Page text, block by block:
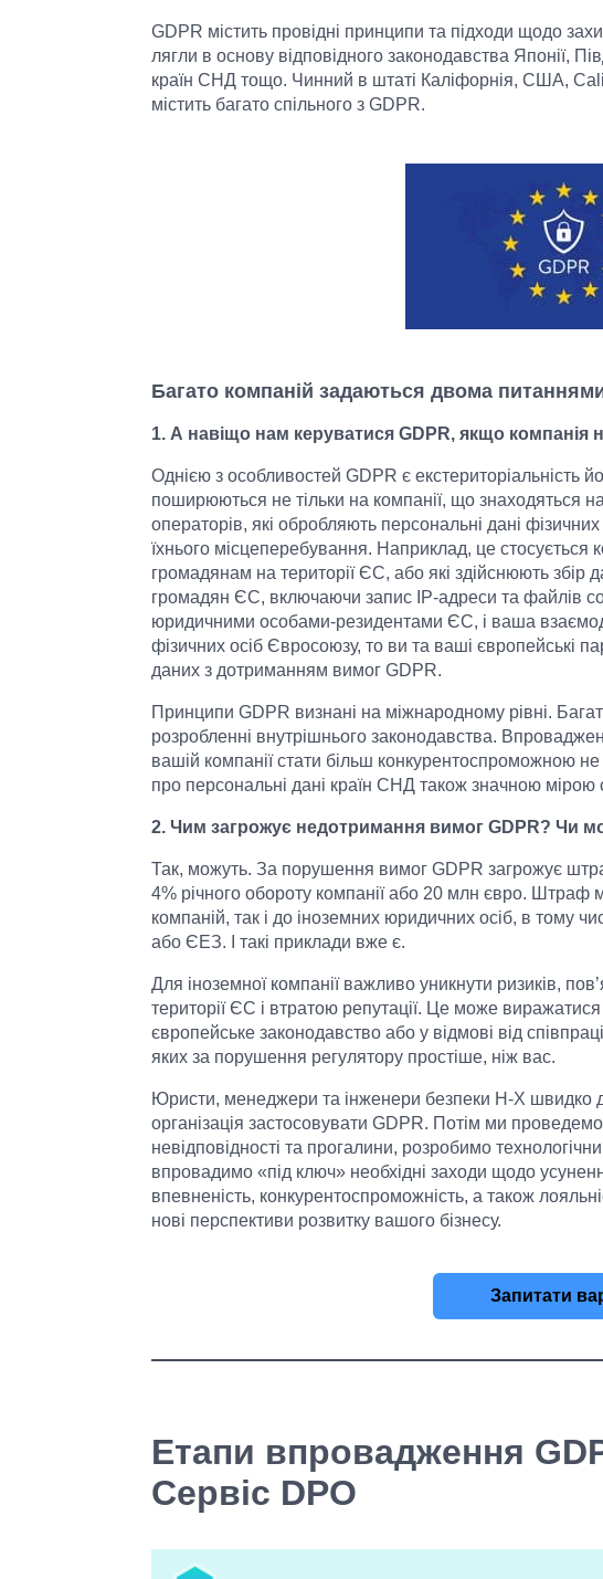
GDPR містить провідні принципи та підходи щодо
лягли в основу відповідного законодавства Японії,
країн СНД тощо. Чинний в штаті Каліфорнія, США,
містить багато спільного з GDPR.
Багато компаній задаються двома
1. А навіщо нам керуватися GDPR, якщо компанія
Однією з особливостей GDPR є екстериторіальність
поширюються не тільки на компанії, що знаходяться
операторів, які обробляють персональні дані
їхнього місцеперебування. Наприклад, це
громадянам на території ЄС, або які здійснюють збір
громадян ЄС, включаючи запис IP-адреси та файлів
юридичними особами-резидентами ЄС, і ваша
фізичних осіб Євросоюзу, то ви та ваші європейські
даних з дотриманням вимог GDPR.
Принципи GDPR визнані на міжнародному рівні.
розробленні внутрішнього законодавства.
вашій компанії стати більш конкурентоспроможною
про персональні дані країн СНД також значною
2. Чим загрожує недотримання вимог GDPR? Чи
Так, можуть. За порушення вимог GDPR загрожує
4% річного обороту компанії або 20 млн євро. Штраф
компаній, так і до іноземних юридичних осіб, в тому
або ЄЕЗ. І такі приклади вже є.
Для іноземної компанії важливо уникнути ризиків,
території ЄС і втратою репутації. Це може
європейське законодавство або у відмові від
яких за порушення регулятору простіше, ніж вас.
Юристи, менеджери та інженери безпеки H-X швидко
організація застосовувати GDPR. Потім ми
невідповідності та прогалини, розробимо
впровадимо «під ключ» необхідні заходи щодо
впевненість, конкурентоспроможність, а також
нові перспективи розвитку вашого бізнесу.
Запитати
Етапи впровадження
Сервіс DPO